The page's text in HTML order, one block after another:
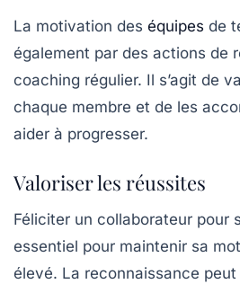
La motivation des équipes de
également par des actions de
coaching régulier. Il s’agit de
chaque membre et de les
aider à progresser.
Valoriser les réussites
Féliciter un collaborateur pour
essentiel pour maintenir sa
élevé. La reconnaissance